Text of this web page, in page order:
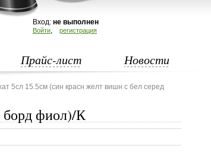
Вход: не выполнен
Войти, регистрация
Прайс-лист Новости
5сл 15.5см (син красн желт вишн с бел серед
борд фиол)/К